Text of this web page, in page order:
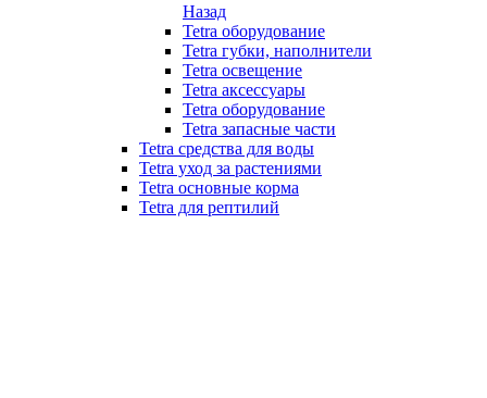
Назад
Tetra оборудование
Tetra губки, наполнители
Tetra освещение
Tetra аксессуары
Tetra оборудование
Tetra запасные части
Tetra средства для воды
Tetra уход за растениями
Tetra основные корма
Tetra для рептилий